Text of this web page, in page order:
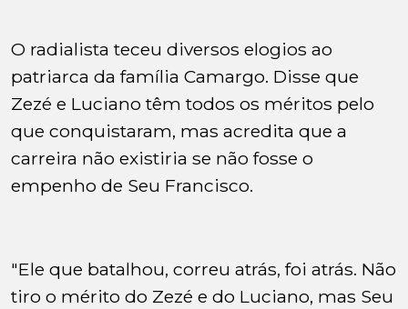
O radialista teceu diversos elogios ao
patriarca da família Camargo. Disse que
Zezé e Luciano têm todos os méritos pelo
que conquistaram, mas acredita que a
carreira não existiria se não fosse o
empenho de Seu Francisco.
"Ele que batalhou, correu atrás, foi atrás. Não
tiro o mérito do Zezé e do Luciano, mas Seu